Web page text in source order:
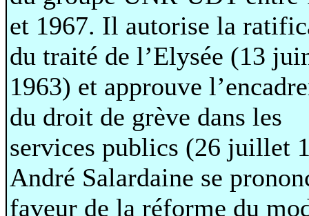
et 1967. Il autorise la
du traité de l’Elysée (13
1963) et approuve
du droit de grève dans les
services publics (26 juillet
André Salardaine se
faveur de la réforme du